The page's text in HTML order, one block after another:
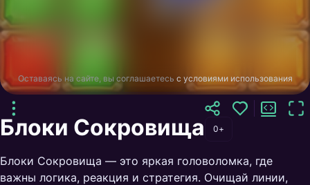
Оставаясь на сайте, вы соглашаетесь с условиями использования
Блоки Сокровища 0+
Блоки Сокровища — это яркая головоломка, где
важны логика, реакция и стратегия. Очищай линии,